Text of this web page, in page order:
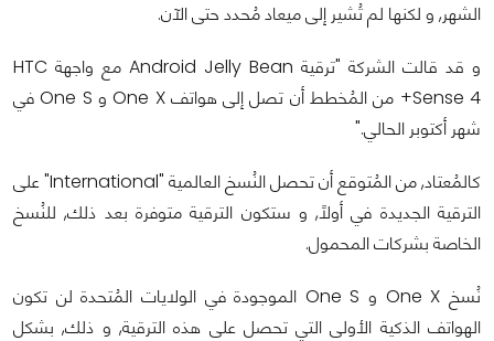
الشهر, و لكنها لم تُشير إلى ميعاد مُحدد حتى الآن.
و قد قالت الشركة "ترقية Android Jelly Bean مع واجهة HTC
Sense 4+ من المُخطط أن تصل إلى هواتف One X و One S في
شهر أكتوبر الحالي."
كالمُعتاد, من المُتوقع أن تحصل النُسخ العالمية "International" على
الترقية الجديدة في أولاً, و ستكون الترقية متوفرة بعد ذلك, للنُسخ
الخاصة بشركات المحمول.
نُسخ One X و One S الموجودة في الولايات المُتحدة لن تكون
الهواتف الذكية الأولى التي تحصل على هذه الترقية, و ذلك, بشكل